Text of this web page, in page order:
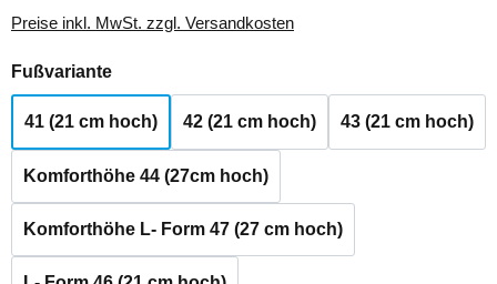
Preise inkl. MwSt. zzgl. Versandkosten
Fußvarianteauswählen
41 (21 cm hoch) 42 (21 cm hoch) 43 (21 cm hoch)
Komforthöhe 44 (27cm hoch)
Komforthöhe L- Form 47 (27 cm hoch)